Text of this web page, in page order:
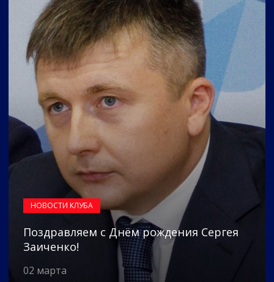
НОВОСТИ КЛУБА
Поздравляем с Днём рождения Сергея
Заиченко!
02 марта